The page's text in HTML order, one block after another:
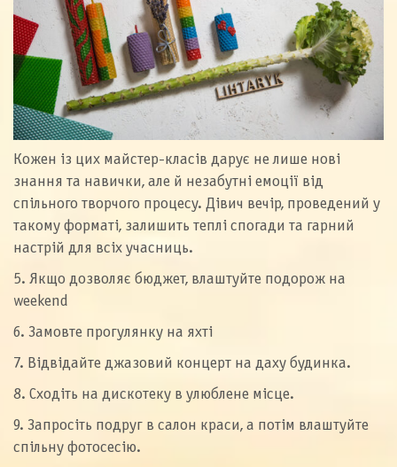
Кожен із цих майстер-класів дарує не лише нові
знання та навички, але й незабутні емоції від
спільного творчого процесу. Дівич вечір, проведений у
такому форматі, залишить теплі спогади та гарний
настрій для всіх учасниць.
5. Якщо дозволяє бюджет, влаштуйте подорож на
weekend
6. Замовте прогулянку на яхті
7. Відвідайте джазовий концерт на даху будинка.
8. Сходіть на дискотеку в улюблене місце.
9. Запросіть подруг в салон краси, а потім влаштуйте
спільну фотосесію.